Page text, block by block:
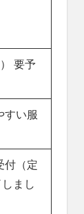
要予
すい服
付（定
まし